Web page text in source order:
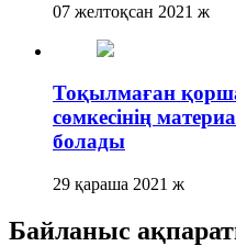
07 желтоқсан 2021 ж
Тоқылмаған
сөмкесінің
болады
29 қараша 2021 ж
Байланыс